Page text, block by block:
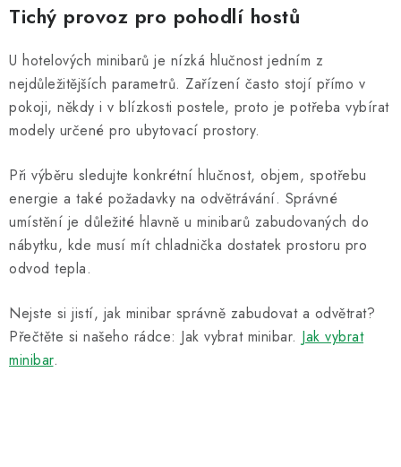
Tichý provoz pro pohodlí hostů
U hotelových minibarů je nízká hlučnost jedním z
nejdůležitějších parametrů. Zařízení často stojí přímo v
pokoji, někdy i v blízkosti postele, proto je potřeba vybírat
modely určené pro ubytovací prostory.
Při výběru sledujte konkrétní hlučnost, objem, spotřebu
energie a také požadavky na odvětrávání. Správné
umístění je důležité hlavně u minibarů zabudovaných do
nábytku, kde musí mít chladnička dostatek prostoru pro
odvod tepla.
Nejste si jistí, jak minibar správně zabudovat a odvětrat?
Přečtěte si našeho rádce: Jak vybrat minibar. Jak vybrat
minibar.